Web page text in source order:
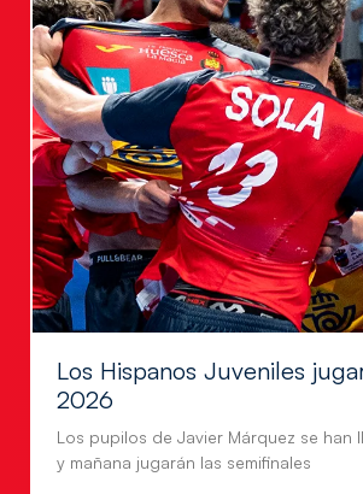
Los Hispanos Juveniles
2026
Los pupilos de Javier Márquez se
y mañana jugarán las semifinales